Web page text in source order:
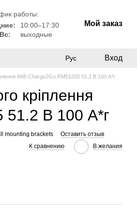
работы:
10:00–17:30
выходные
Мой заказ
Рус Вход
АКБ Charge2Go RM51205 51.2 В 100 А*г
кріплення
51.2 В 100 А*г
mounting brackets Оставить отзыв
К сравнению В желания